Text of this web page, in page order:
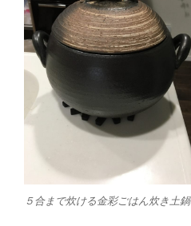
５合まで炊ける金彩ごはん炊き土鍋